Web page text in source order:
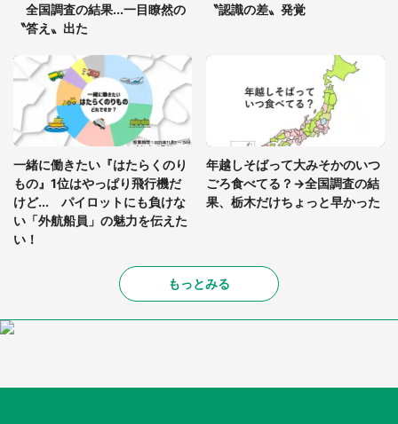
全国調査の結果...一目瞭然の
〝答え〟出た
〝認識の差〟発覚
一緒に働きたい『はたらくのり
もの』1位はやっぱり飛行機だ
けど... パイロットにも負けな
い「外航船員」の魅力を伝えた
い！
年越しそばって大みそかのいつ
ごろ食べてる？→全国調査の結
果、栃木だけちょっと早かった
もっとみる